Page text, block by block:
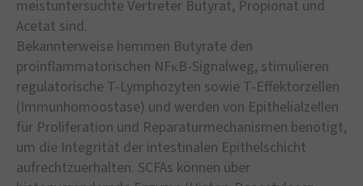
meistuntersuchte Vertreter Butyrat, Propionat und
Acetat sind.
Bekannterweise hemmen Butyrate den
proinflammatorischen NFκB-Signalweg, stimulieren
regulatorische T-Lymphozyten sowie T-Effektorzellen
(Immunhomöostase) und werden von Epithelialzellen
für Proliferation und Reparaturmechanismen benötigt,
um die Integrität der intestinalen Epithelschicht
aufrechtzuerhalten. SCFAs können über